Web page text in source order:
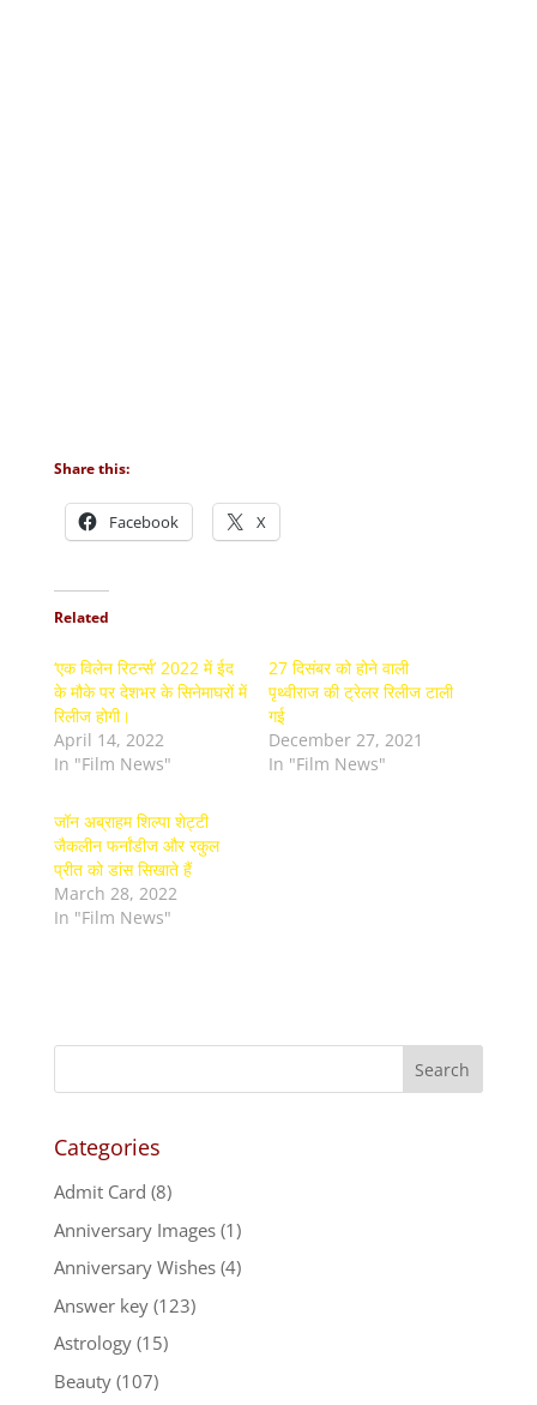
Share this:
Facebook X
Related
‘एक विलेन रिटर्न्स’ 2022 में ईद
के मौके पर देशभर के सिनेमाघरों में
रिलीज होगी।
April 14, 2022
In "Film News"
27 दिसंबर को होने वाली
पृथ्वीराज की ट्रेलर रिलीज टाली
गई
December 27, 2021
In "Film News"
जॉन अब्राहम शिल्पा शेट्टी
जैकलीन फर्नांडीज और रकुल
प्रीत को डांस सिखाते हैं
March 28, 2022
In "Film News"
Categories
Admit Card (8)
Anniversary Images(1)
Anniversary Wishes(4)
Answer key(123)
Astrology(15)
Beauty(107)